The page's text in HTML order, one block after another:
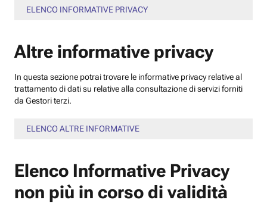
ELENCO INFORMATIVE PRIVACY
Altre informative privacy
In questa sezione potrai trovare le informative privacy relative al
trattamento di dati su relative alla consultazione di servizi forniti
da Gestori terzi.
ELENCO ALTRE INFORMATIVE
Elenco Informative Privacy
non più in corso di validità